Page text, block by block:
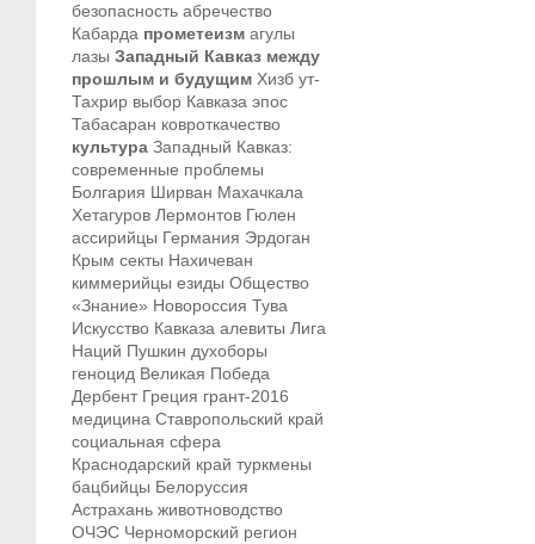
безопасность абречество
Кабарда прометеизм агулы
лазы Западный Кавказ между
прошлым и будущим Хизб ут-
Тахрир выбор Кавказа эпос
Табасаран ковроткачество
культура Западный Кавказ:
современные проблемы
Болгария Ширван Махачкала
Хетагуров Лермонтов Гюлен
ассирийцы Германия Эрдоган
Крым секты Нахичеван
киммерийцы езиды Общество
«Знание» Новороссия Тува
Искусство Кавказа алевиты Лига
Наций Пушкин духоборы
геноцид Великая Победа
Дербент Греция грант-2016
медицина Ставропольский край
социальная сфера
Краснодарский край туркмены
бацбийцы Белоруссия
Астрахань животноводство
ОЧЭС Черноморский регион